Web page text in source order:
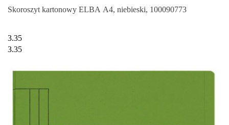
Skoroszyt kartonowy ELBA A4, niebieski, 100090773
3.35
3.35